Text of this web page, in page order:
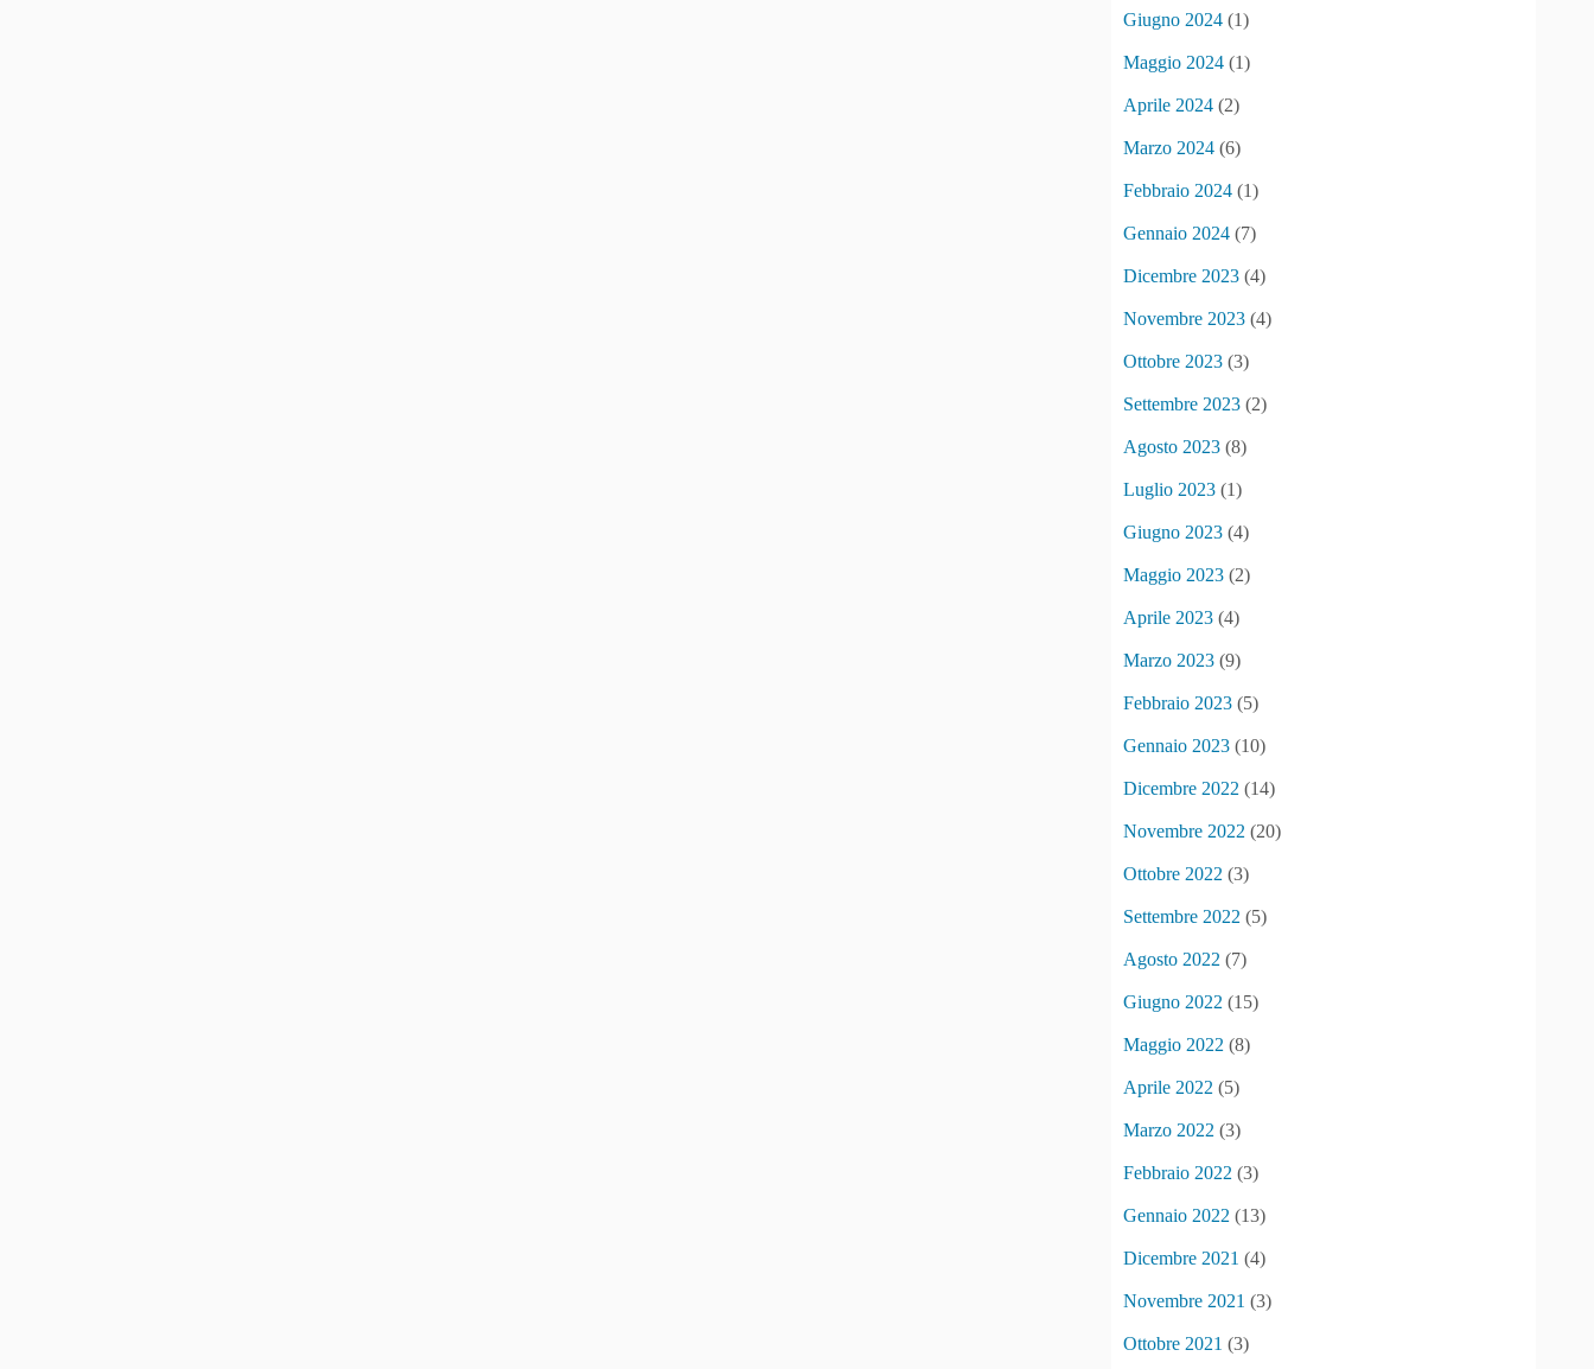
Giugno 2024 (1)
Maggio 2024 (1)
Aprile 2024 (2)
Marzo 2024 (6)
Febbraio 2024 (1)
Gennaio 2024 (7)
Dicembre 2023 (4)
Novembre 2023 (4)
Ottobre 2023 (3)
Settembre 2023 (2)
Agosto 2023 (8)
Luglio 2023 (1)
Giugno 2023 (4)
Maggio 2023 (2)
Aprile 2023 (4)
Marzo 2023 (9)
Febbraio 2023 (5)
Gennaio 2023 (10)
Dicembre 2022 (14)
Novembre 2022 (20)
Ottobre 2022 (3)
Settembre 2022 (5)
Agosto 2022 (7)
Giugno 2022 (15)
Maggio 2022 (8)
Aprile 2022 (5)
Marzo 2022 (3)
Febbraio 2022 (3)
Gennaio 2022 (13)
Dicembre 2021 (4)
Novembre 2021 (3)
Ottobre 2021 (3)